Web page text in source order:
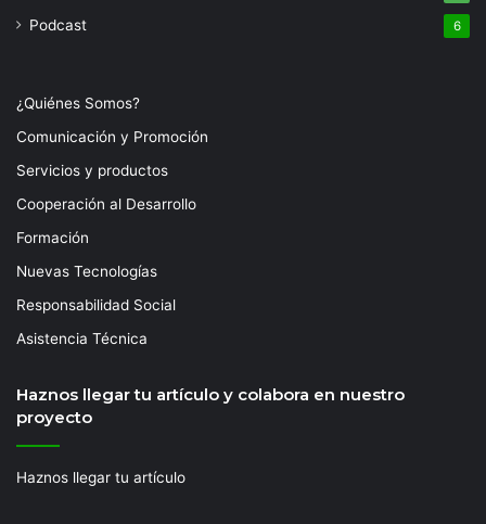
Podcast 6
¿Quiénes Somos?
Comunicación y Promoción
Servicios y productos
Cooperación al Desarrollo
Formación
Nuevas Tecnologías
Responsabilidad Social
Asistencia Técnica
Haznos llegar tu artículo y colabora en nuestro
proyecto
Haznos llegar tu artículo